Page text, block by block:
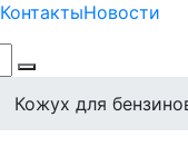
КонтактыНовости
Кожух для